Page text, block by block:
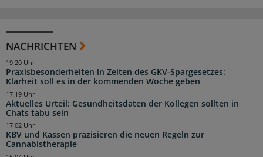
NACHRICHTEN
Praxisbesonderheiten in Zeiten des GKV-Spargesetzes:
Klarheit soll es in der kommenden Woche geben
19:20 Uhr
Aktuelles Urteil: Gesundheitsdaten der Kollegen sollten in
Chats tabu sein
17:19 Uhr
KBV und Kassen präzisieren die neuen Regeln zur
Cannabistherapie
17:02 Uhr